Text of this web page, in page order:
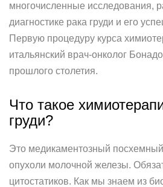
многочисленные исследования,
диагностике рака груди и его
Первую процедуру курса
итальянский врач-онколог
прошлого столетия.
Что такое
груди?
Это медикаментозный
опухоли молочной железы.
цитостатиков. Как мы знаем из